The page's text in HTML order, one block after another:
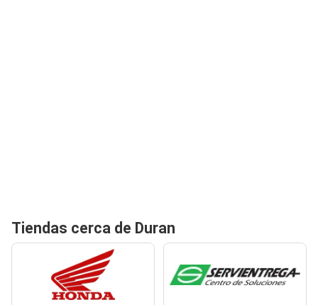
Tiendas cerca de Duran